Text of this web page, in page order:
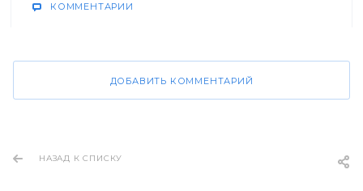
КОММЕНТАРИИ
ДОБАВИТЬ КОММЕНТАРИЙ
НАЗАД К СПИСКУ